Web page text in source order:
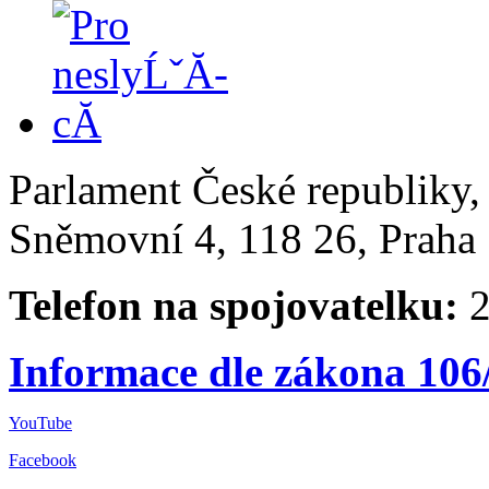
Parlament České
Sněmovní 4, 118 26,
Telefon na spojovatelku:
Informace dle zákona
YouTube
Facebook